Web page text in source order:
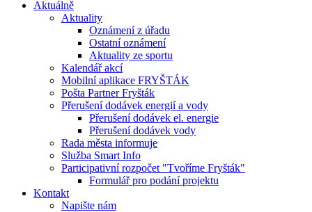
Aktuálně
Aktuality
Oznámení z úřadu
Ostatní oznámení
Aktuality ze sportu
Kalendář akcí
Mobilní aplikace FRYŠTÁK
Pošta Partner Fryšták
Přerušení dodávek energií a vody
Přerušení dodávek el. energie
Přerušení dodávek vody
Rada města informuje
Služba Smart Info
Participativní rozpočet "Tvoříme Fryšták"
Formulář pro podání projektu
Kontakt
Napište nám